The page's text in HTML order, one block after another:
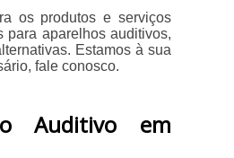
os produtos e serviços
para aparelhos auditivos,
Estamos à sua
fale conosco.
Auditivo em